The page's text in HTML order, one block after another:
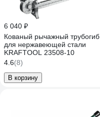
6 040 ₽
Кованый рычажный трубогиб
для нержавеющей стали
KRAFTOOL 23508-10
4.6(8)
В корзину